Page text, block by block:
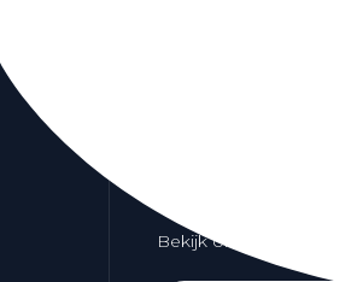
Bekijk ons aanbod